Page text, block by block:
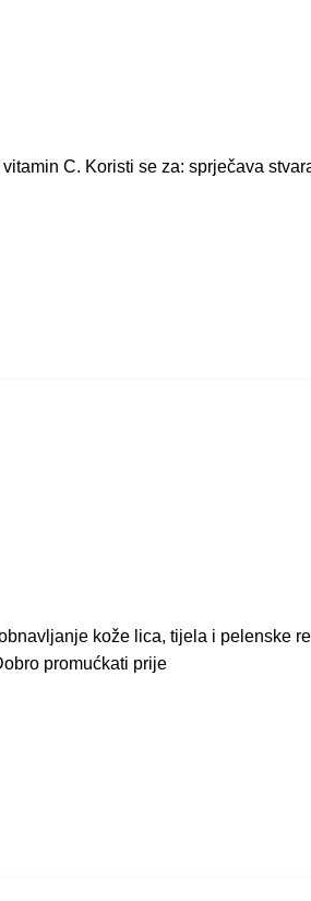
C. Koristi se za: sprječava
kože lica, tijela i pelenske
promućkati prije